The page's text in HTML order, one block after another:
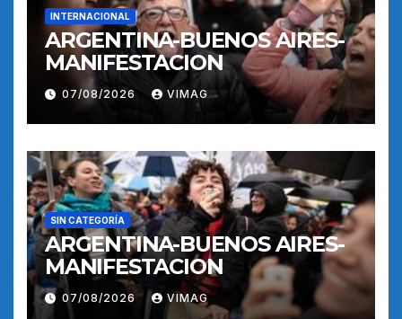
INTERNACIONAL
ARGENTINA-BUENOS AIRES-
MANIFESTACION
07/08/2026 VIMAG
SIN CATEGORÍA
ARGENTINA-BUENOS AIRES-
MANIFESTACION
07/08/2026 VIMAG